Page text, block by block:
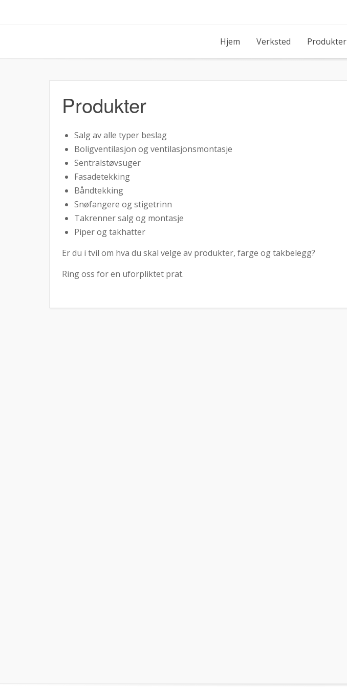
Hjem Verksted Produkter
Produkter
Salg av alle typer beslag
Boligventilasjon og ventilasjonsmontasje
Sentralstøvsuger
Fasadetekking
Båndtekking
Snøfangere og stigetrinn
Takrenner salg og montasje
Piper og takhatter
Er du i tvil om hva du skal velge av produkter, farge og takbelegg?
Ring oss for en uforpliktet prat.